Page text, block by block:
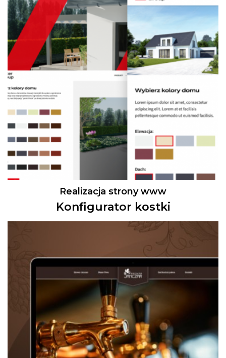
Realizacja strony www
Konfigurator kostki